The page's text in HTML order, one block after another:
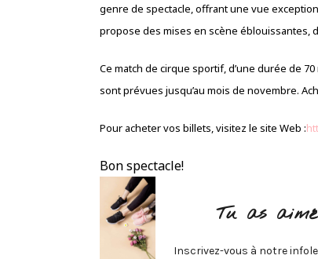
genre de spectacle, offrant une vue
propose des mises en scène éblouissantes,
Ce match de cirque sportif, d’une durée de
sont prévues jusqu’au mois de novembre.
Pour acheter vos billets, visitez le site Web :
Bon spectacle!
Tu as
Inscrivez-vous à notre